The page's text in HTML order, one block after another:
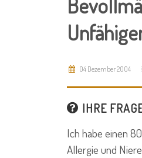
04 Dezember 2004
IHRE
Ich habe einen
Allergie und